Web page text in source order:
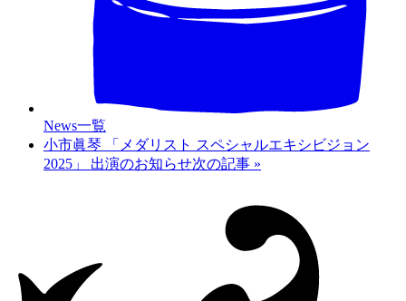
News一覧
小市眞琴 「メダリスト スペシャルエキシビジョン
2025」 出演のお知らせ次の記事 »